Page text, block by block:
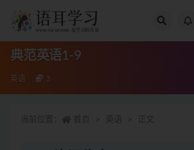
典范英语1-9
英语 3